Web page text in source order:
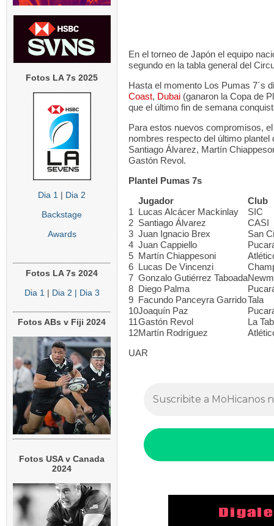
Fotos LA 7s 2025
Dia 1 | Dia 2
Backstage
Awards
Fotos LA 7s 2024
Dia 1 | Dia 2 | Dia 3
Fotos ABs v Fiji 2024
Fotos USA v Canada
2024
En el torneo de Japón el equipo
segundo en la tabla general del
Hasta el momento Los Pumas 7´s
Coast, Dubai (ganaron la Copa de
que el último fin de semana
Para estos nuevos compromisos,
nombres respecto del último
Santiago Álvarez, Martín
Gastón Revol.
Plantel Pumas 7s
Jugador
Club
1 Lucas Alcácer Mackinlay
SIC
2 Santiago Álvarez
CASI
3 Juan Ignacio Brex
San
4 Juan Cappiello
5 Martín Chiappesoni
6 Lucas De Vincenzi
7 Gonzalo Gutiérrez Taboada
8 Diego Palma
9 Facundo Panceyra GarridoTala
10Joaquín Paz
11Gastón Revol
La
12Martín Rodríguez
UAR